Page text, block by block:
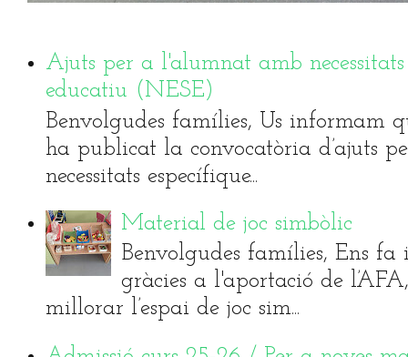
Ajuts per a l'alumnat amb
educatiu (NESE)
Benvolgudes famílies, Us informam
ha publicat la convocatòria d’ajuts
necessitats específique...
Material de joc simbòlic
Benvolgudes famílies, Ens fa
gràcies a l'aportació de
millorar l’espai de joc sim...